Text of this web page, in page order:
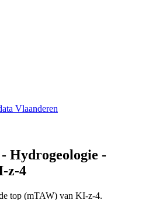
Vlaanderen
Hydrogeologie -
z-4
top (mTAW) van KI-z-4.